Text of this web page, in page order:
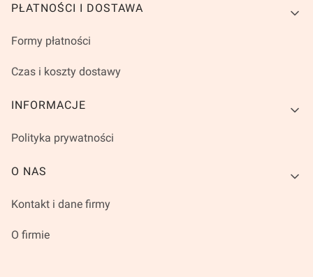
PŁATNOŚCI I DOSTAWA
Formy płatności
Czas i koszty dostawy
INFORMACJE
Polityka prywatności
O NAS
Kontakt i dane firmy
O firmie